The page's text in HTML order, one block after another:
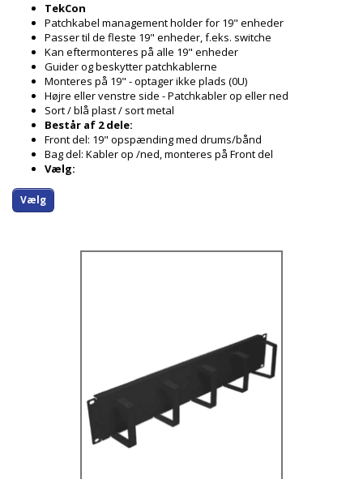
TekCon
Patchkabel management holder for 19" enheder
Passer til de fleste 19" enheder, f.eks. switche
Kan eftermonteres på alle 19" enheder
Guider og beskytter patchkablerne
Monteres på 19" - optager ikke plads (0U)
Højre eller venstre side - Patchkabler op eller ned
Sort / blå plast / sort metal
Består af 2 dele:
Front del: 19" opspænding med drums/bånd
Bag del: Kabler op /ned, monteres på Front del
Vælg:
Vælg